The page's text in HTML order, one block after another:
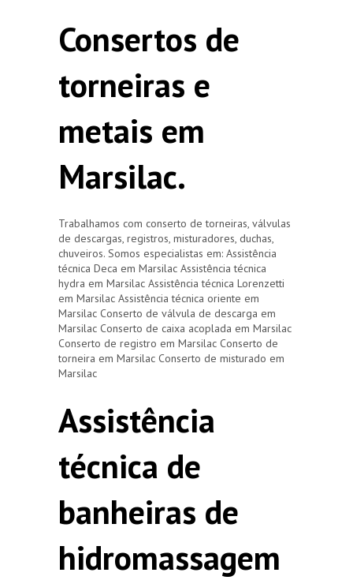
Consertos de
torneiras e
metais em
Marsilac.
Trabalhamos com conserto de torneiras, válvulas
de descargas, registros, misturadores, duchas,
chuveiros. Somos especialistas em: Assistência
técnica Deca em Marsilac Assistência técnica
hydra em Marsilac Assistência técnica Lorenzetti
em Marsilac Assistência técnica oriente em
Marsilac Conserto de válvula de descarga em
Marsilac Conserto de caixa acoplada em Marsilac
Conserto de registro em Marsilac Conserto de
torneira em Marsilac Conserto de misturado em
Marsilac
Assistência
técnica de
banheiras de
hidromassagem